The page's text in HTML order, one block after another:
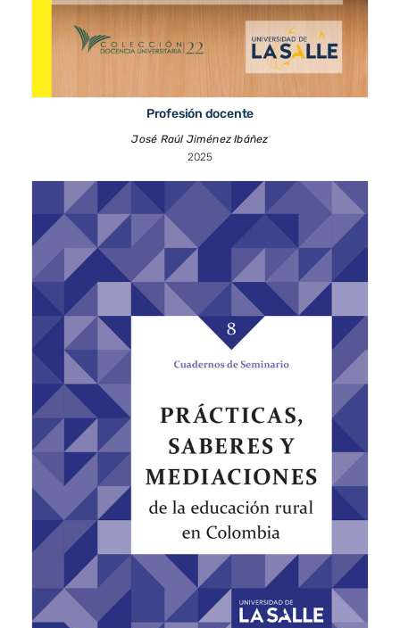
Profesión docente
José Raúl Jiménez Ibáñez
2025